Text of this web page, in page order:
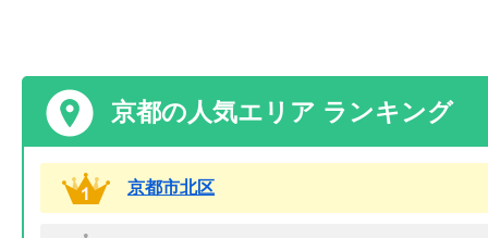
京都の人気エリア ランキング
京都市北区